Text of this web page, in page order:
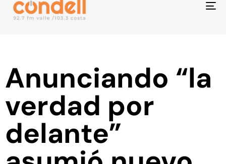
Anunciando “la
verdad por
delante”